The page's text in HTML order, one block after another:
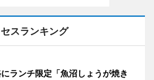
スランキング
ランチ限定「魚沼しょうが焼き